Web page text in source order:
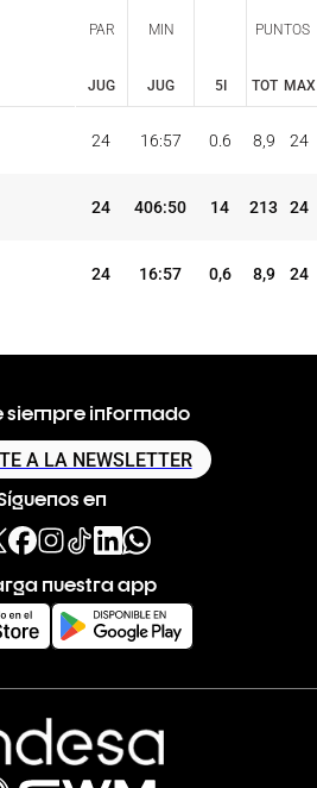
PAR MIN
5I
PUNTOS
JUG JUG TOT MAX
PAR MIN
5I
PUNTOS
24 16:57 0.6 8,9 24
24 406:50 14 213 24
24 16:57 0,6 8,9 24
siempre informado
A LA NEWSLETTER
en
nuestra app